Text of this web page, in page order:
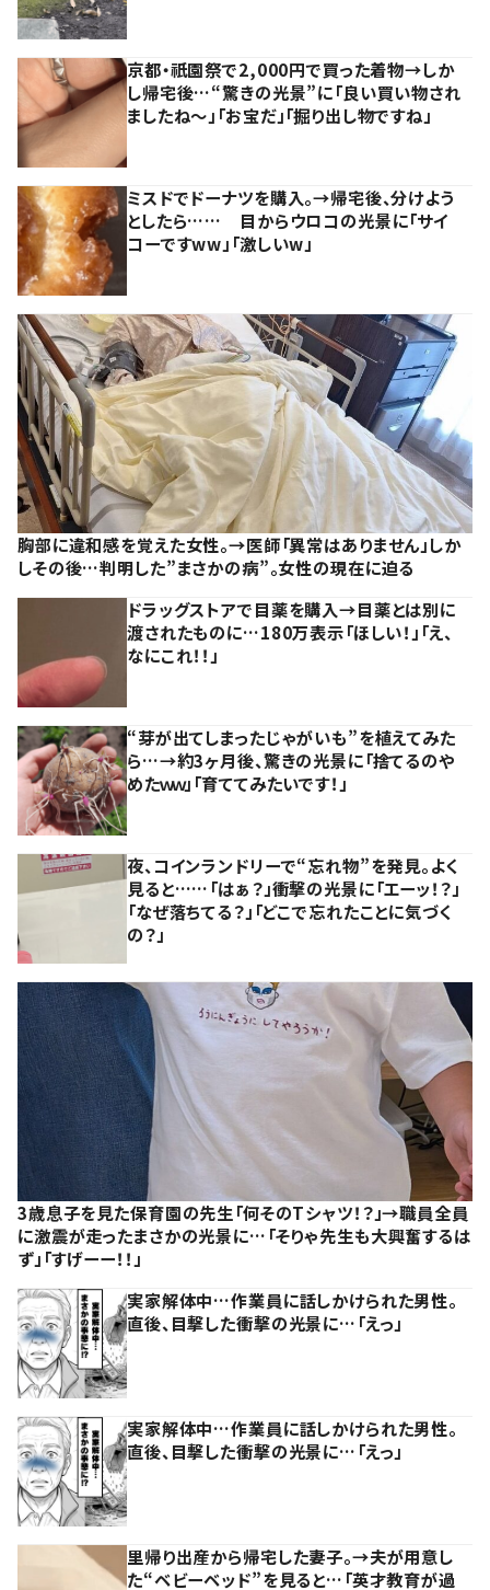
京都・祇園祭で2,000円で買った着物→しか
し帰宅後…“驚きの光景”に「良い買い物され
ましたね～」「お宝だ」「掘り出し物ですね」
ミスドでドーナツを購入。→帰宅後、分けよう
としたら…… 目からウロコの光景に「サイ
コーですww」「激しいw」
胸部に違和感を覚えた女性。→医師「異常はありません」しか
しその後…判明した”まさかの病”。女性の現在に迫る
ドラッグストアで目薬を購入→目薬とは別に
渡されたものに…180万表示「ほしい！」「え、
なにこれ！！」
“芽が出てしまったじゃがいも”を植えてみた
ら…→約3ヶ月後、驚きの光景に「捨てるのや
めたｗｗ」「育ててみたいです！」
夜、コインランドリーで“忘れ物”を発見。よく
見ると……「はぁ？」衝撃の光景に「エーッ！？」
「なぜ落ちてる？」「どこで忘れたことに気づく
の？」
3歳息子を見た保育園の先生「何そのTシャツ！？」→職員全員
に激震が走ったまさかの光景に…「そりゃ先生も大興奮するは
ず」「すげーー！！」
実家解体中…作業員に話しかけられた男性。
直後、目撃した衝撃の光景に…「えっ」
実家解体中…作業員に話しかけられた男性。
直後、目撃した衝撃の光景に…「えっ」
里帰り出産から帰宅した妻子。→夫が用意し
た“ベビーベッド”を見ると…「英才教育が過